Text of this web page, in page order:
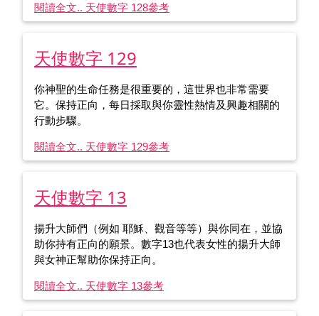
閱讀全文.. 天使數字 128參考
天使數字 129
你神聖的生命任務是很重要的，這世界也非常需要
它。保持正向，每日採取與你靈性熱情及興趣相關的
行動步驟。
閱讀全文.. 天使數字 129參考
天使數字 13
揚升大師們（例如 耶穌、觀音等等）與你同在，並協
助你持有正向的願景。數字13也代表女性的揚升大師
與女神正幫助你保持正向。
閱讀全文.. 天使數字 13參考